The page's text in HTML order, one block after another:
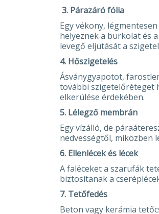
3. Párazáró fólia
Egy vékony,
helyeznek a burkolat és
levegő eljutását a
4. Hőszigetelés
Ásványgyapotot,
további szigetelőréteget
elkerülése érdekében.
5. Lélegző membrán
Egy vízálló, de
nedvességtől, miközben
6. Ellenlécek és lécek
A faléceket a szarufák
biztosítanak a
7. Tetőfedés
Beton vagy kerámia